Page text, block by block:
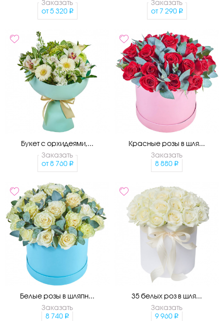
Заказать
от 5 320
Заказать
от 7 290
Букет с орхидеями,...
Заказать
от 8 760
Красные розы в шля...
Заказать
8 880
Белые розы в шляпн...
Заказать
8 740
35 белых роз в шля...
Заказать
9 960